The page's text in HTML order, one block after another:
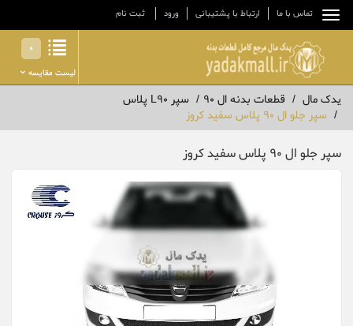
تماس با ما ارتباط با پشتیبانی ورود ثبت نام
0
لیست مقایسه
یدک مال قطعات بدنه ال 90
سپر L90 پلاس
سپر جلو ال 90 پلاس سفید کروز
سپر جلو ال 90 پلاس سفید کروز